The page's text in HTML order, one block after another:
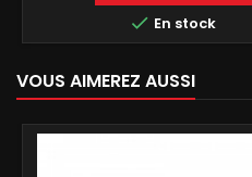
 En stock
VOUS AIMEREZ AUSSI